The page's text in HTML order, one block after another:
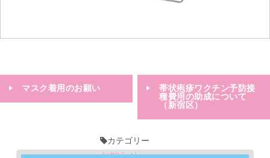
マスク着用のお願い
帯状疱疹ワクチン予防接
種費用の助成について
（新宿区）
カテゴリー
お知らせ